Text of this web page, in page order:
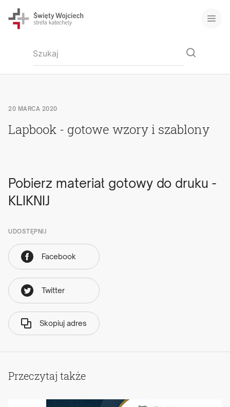
20 MARCA 2020
Lapbook - gotowe wzory i szablony
Pobierz materiał gotowy do druku -
KLIKNIJ
UDOSTĘPNIJ
Facebook
Twitter
Skopiuj adres
Przeczytaj także